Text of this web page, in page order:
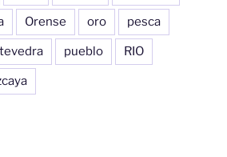
Orense oro pesca
pueblo RIO